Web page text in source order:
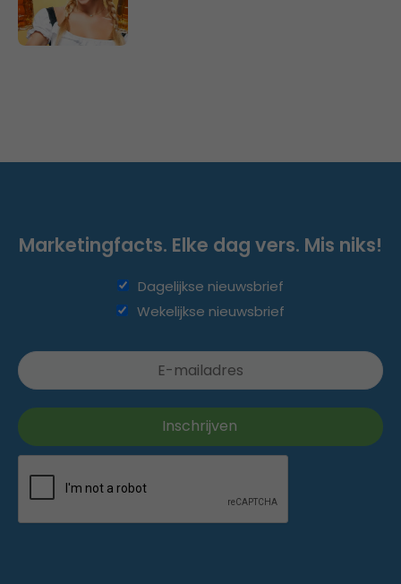
Marketingfacts. Elke dag vers. Mis niks!
Dagelijkse nieuwsbrief
Wekelijkse nieuwsbrief